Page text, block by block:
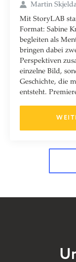
Martin
Mit StoryLAB
Format: Sabine
begleiten als
bringen dabei
Perspektiven
einzelne Bild,
Geschichte, die
entsteht.